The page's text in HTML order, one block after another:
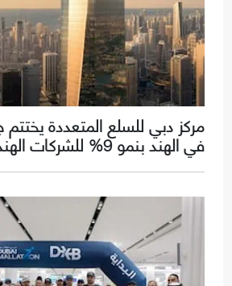
مركز دبي للسلع المتعددة يختتم
في الهند بنمو 9% للشركات الهندية